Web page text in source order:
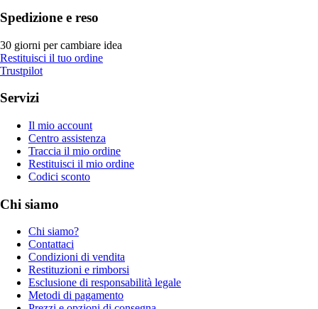
Spedizione e reso
30 giorni per cambiare idea
Restituisci il tuo ordine
Trustpilot
Servizi
Il mio account
Centro assistenza
Traccia il mio ordine
Restituisci il mio ordine
Codici sconto
Chi siamo
Chi siamo?
Contattaci
Condizioni di vendita
Restituzioni e rimborsi
Esclusione di responsabilità legale
Metodi di pagamento